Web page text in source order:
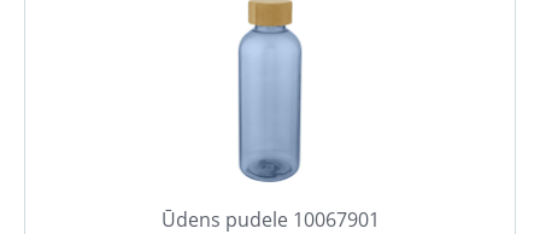
Ūdens pudele 10067901